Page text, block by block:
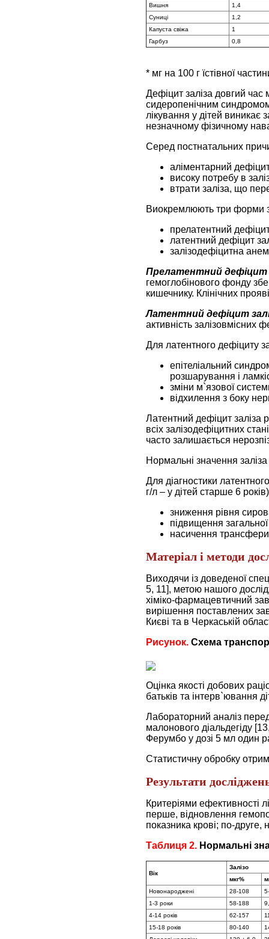
Вишня
1,4
Суниці
1,2
Капуста свіжа
1
Гарбуз
0,8
* мг на 100 г їстівної
Дефіцит заліза довгий
сидеропенічним синдромом
лікування у дітей виникає
незначному фізичному
Серед постнатальних
аліментарний
високу потребу в
втрати заліза, що
Виокремлюють три форми
прелатентний
латентний дефіцит
залізодефіцитна
Прелатентний дефіцит
гемоглобінового фонду
кишечнику. Клінічних
Латентний дефіцит
активність залізовмісних
Для латентного дефіциту
епітеліальний
розшарування і
зміни м`язової
відхилення з боку
Латентний дефіцит заліза
всіх залізодефіцитних
часто залишається
Нормальні значення
Для діагностики
г/л – у дітей старше 6
зниження рівня
підвищення
насичення
Матеріал і методи
Виходячи із доведеної
5, 11], метою нашого
хіміко-фармацевтичний
вирішення поставлених
Києві та в Черкаській
Рисунок. Схема
Оцінка якості добових
батьків та інтерв`ювання
Лабораторний аналіз
малонового діальдегіду
Ферумбо у дозі 5 мл один
Статистичну обробку
Результати
Критеріями ефективності
перше, відновлення
показника крові; по-друге,
Таблиця 2. Нормальні
Вік
Залізо
мкг%
Новонароджені
28-108
1-3 роки
58-188
4-14 років
62-157
15-18 років
80-140